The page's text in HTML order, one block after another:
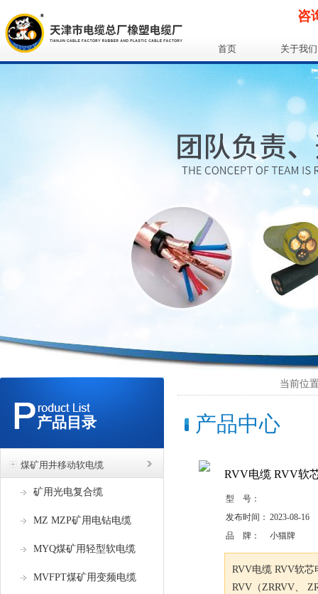
咨
首页 关于我们
产品目录
煤矿用井移动软电缆
矿用光电复合缆
MZ MZP矿用电钻电缆
MYQ煤矿用轻型软电缆
MVFPT煤矿用变频电缆
当前位
产品中心
RVV电缆 RVV软
型 号：
发布时间： 2023-08-16
品 牌：
小猫牌
RVV电缆 RVV软
RVV（ZRRVV、